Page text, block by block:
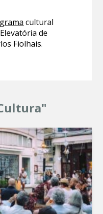
cultural
de
Fiolhais.